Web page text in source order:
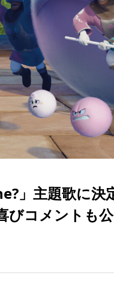
」主題歌に
コメントも公